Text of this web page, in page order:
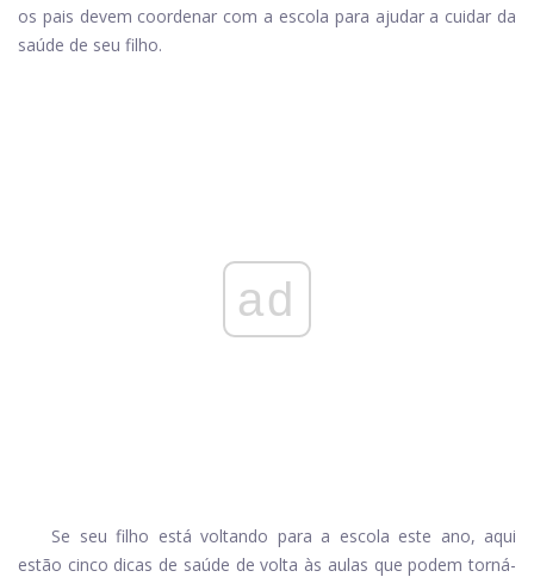
os pais devem coordenar com a escola para ajudar a cuidar da
saúde de seu filho.
ad
Se seu filho está voltando para a escola este ano, aqui
estão cinco dicas de saúde de volta às aulas que podem torná-